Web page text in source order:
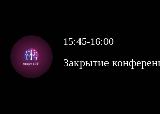
15:45-16:00
Закрытие